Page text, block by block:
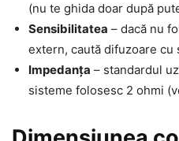
(nu te ghida doar după
Sensibilitatea – dacă nu
extern, caută difuzoare
Impedanța – standardul
sisteme folosesc 2 ohmi